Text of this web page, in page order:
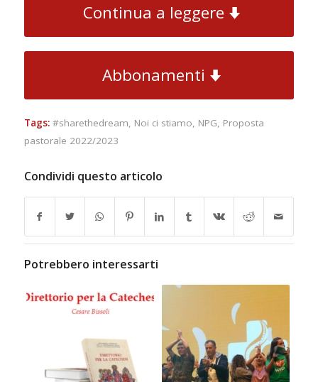
Continua a leggere
Abbonamenti
Tags: #sharethedream, Noi ci stiamo, NPG, Proposta
pastorale 2022/2023
Condividi questo articolo
Potrebbero interessarti